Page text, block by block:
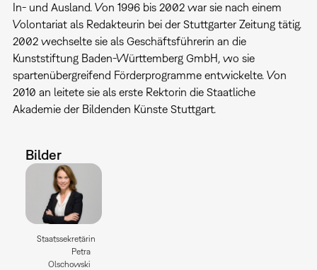
In- und Ausland. Von 1996 bis 2002 war sie nach einem
Volontariat als Redakteurin bei der Stuttgarter Zeitung tätig.
2002 wechselte sie als Geschäftsführerin an die
Kunststiftung Baden-Württemberg GmbH, wo sie
spartenübergreifend Förderprogramme entwickelte. Von
2010 an leitete sie als erste Rektorin die Staatliche
Akademie der Bildenden Künste Stuttgart.
Bilder
Staatssekretärin
Petra
Olschowski